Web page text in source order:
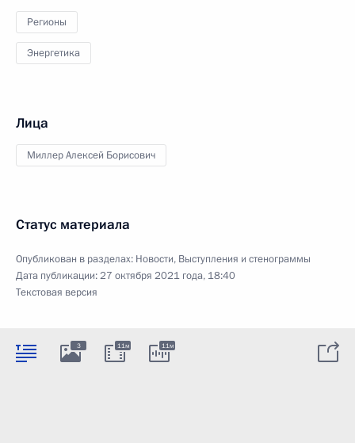
Регионы
Энергетика
Лица
Миллер Алексей Борисович
Статус материала
Опубликован в разделах: Новости, Выступления и стенограммы
Дата публикации:27 октября 2021 года, 18:40
Текстовая версия
3 11м 11м